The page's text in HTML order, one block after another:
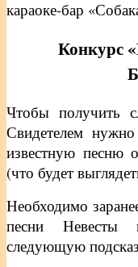
караоке-бар
Конкурс
Чтобы получить
Свидетелем
известную песню
(что будет
Необходимо
песни Невесты
следующую